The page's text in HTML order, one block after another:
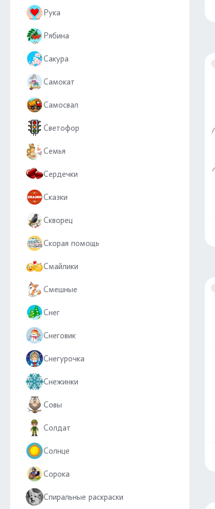
Рука
Рябина
Сакура
Самокат
Самосвал
Светофор
Семья
Сердечки
Сказки
Скворец
Скорая помощь
Смайлики
Смешные
Снег
Снеговик
Снегурочка
Снежинки
Совы
Солдат
Солнце
Сорока
Спиральные раскраски